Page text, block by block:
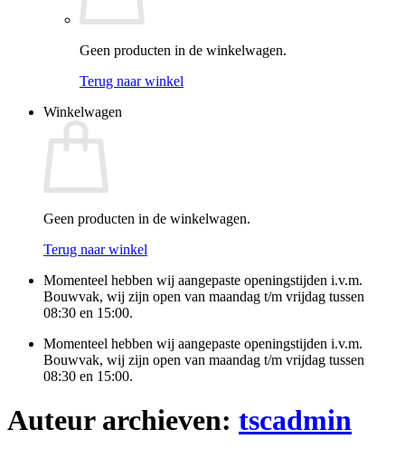
Geen producten in de winkelwagen.
Terug naar winkel
Winkelwagen
Geen producten in de winkelwagen.
Terug naar winkel
Momenteel hebben wij aangepaste openingstijden i.v.m.
Bouwvak, wij zijn open van maandag t/m vrijdag tussen
08:30 en 15:00.
Momenteel hebben wij aangepaste openingstijden i.v.m.
Bouwvak, wij zijn open van maandag t/m vrijdag tussen
08:30 en 15:00.
Auteur archieven: tscadmin